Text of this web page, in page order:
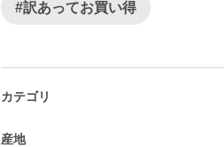
#訳あってお買い得
カテゴリ
産地